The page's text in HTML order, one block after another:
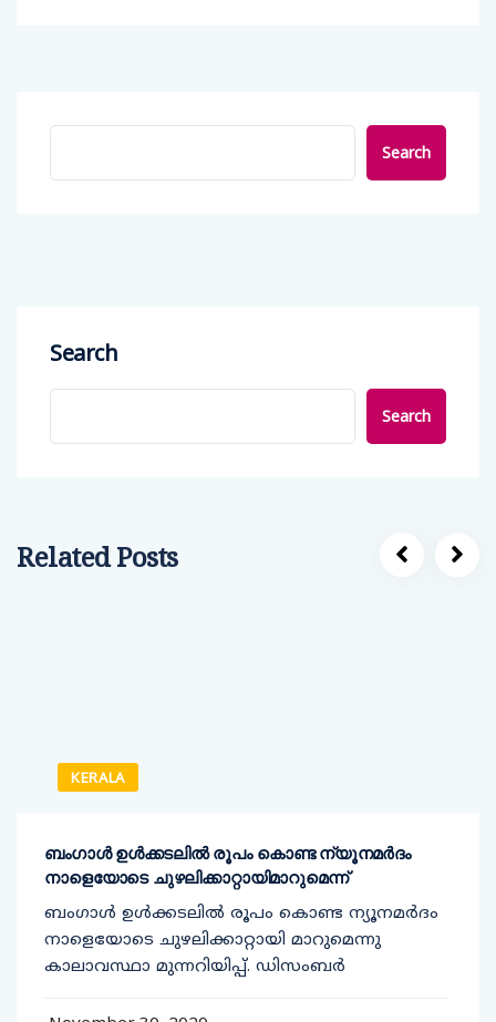
Search
Search
Search
Related Posts
KERALA
ബംഗാൾ ഉൾക്കടലിൽ രൂപം കൊണ്ട ന്യൂനമർദം
നാളെയോടെ ചുഴലിക്കാറ്റായിമാറുമെന്ന്
ബംഗാൾ ഉൾക്കടലിൽ രൂപം കൊണ്ട ന്യൂനമർദം
നാളെയോടെ ചുഴലിക്കാറ്റായി മാറുമെന്നു
കാലാവസ്ഥാ മുന്നറിയിപ്പ്. ഡിസംബർ